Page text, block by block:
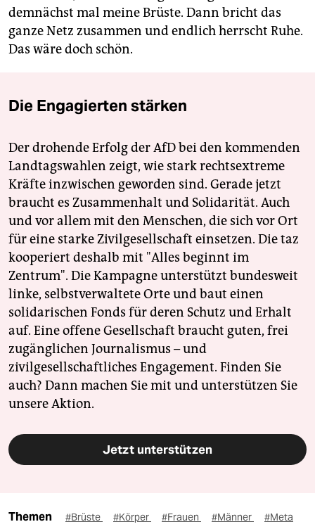
demnächst mal meine Brüste. Dann bricht das
ganze Netz zusammen und endlich herrscht Ruhe.
Das wäre doch schön.
Die Engagierten stärken
Der drohende Erfolg der AfD bei den kommenden
Landtagswahlen zeigt, wie stark rechtsextreme
Kräfte inzwischen geworden sind. Gerade jetzt
braucht es Zusammenhalt und Solidarität. Auch
und vor allem mit den Menschen, die sich vor Ort
für eine starke Zivilgesellschaft einsetzen. Die taz
kooperiert deshalb mit "Alles beginnt im
Zentrum". Die Kampagne unterstützt bundesweit
linke, selbstverwaltete Orte und baut einen
solidarischen Fonds für deren Schutz und Erhalt
auf. Eine offene Gesellschaft braucht guten, frei
zugänglichen Journalismus – und
zivilgesellschaftliches Engagement. Finden Sie
auch? Dann machen Sie mit und unterstützen Sie
unsere Aktion.
Jetzt unterstützen
Themen #Brüste #Körper #Frauen #Männer #Meta